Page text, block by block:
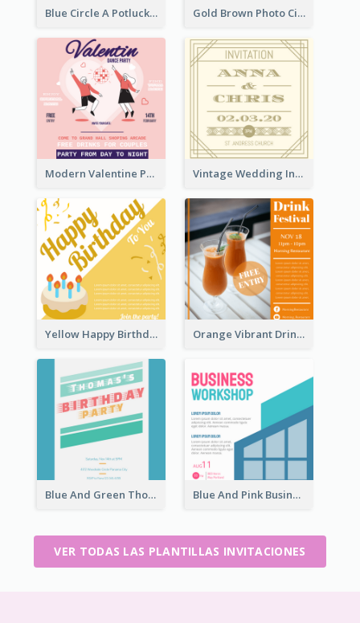
Blue Circle A Potluck Party Invitation Gold Brown Photo Circle Wedding Invitation
Modern Valentine Party Pink Invitation Design Templates Vintage Wedding Invitation
Yellow Happy Birthday To You With Cake Invitation Orange Vibrant Drink Festival Entry Invitation
Blue And Green Thomas's Birthday Party Invitation Blue And Pink Business Workshop Learning Invitation
VER TODAS LAS PLANTILLAS INVITACIONES